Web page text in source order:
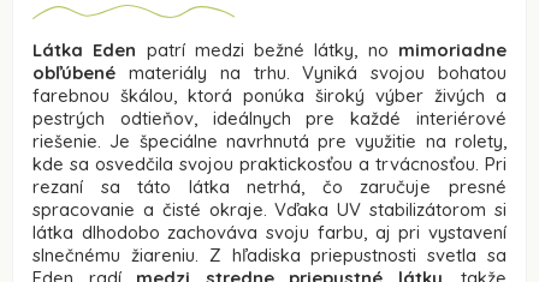
Látka Eden patrí medzi bežné látky, no mimoriadne
obľúbené materiály na trhu. Vyniká svojou bohatou
farebnou škálou, ktorá ponúka široký výber živých a
pestrých odtieňov, ideálnych pre každé interiérové
riešenie. Je špeciálne navrhnutá pre využitie na rolety,
kde sa osvedčila svojou praktickosťou a trvácnosťou. Pri
rezaní sa táto látka netrhá, čo zaručuje presné
spracovanie a čisté okraje. Vďaka UV stabilizátorom si
látka dlhodobo zachováva svoju farbu, aj pri vystavení
slnečnému žiareniu. Z hľadiska priepustnosti svetla sa